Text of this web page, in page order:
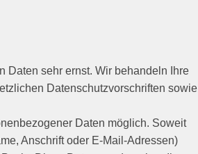
Daten sehr ernst. Wir behandeln Ihre
Datenschutzvorschriften sowie
Daten möglich. Soweit
Anschrift oder E-Mail-Adressen)